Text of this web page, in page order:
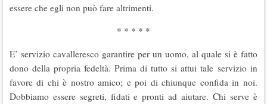
essere che egli non può fare altrimenti.
* * * * *
E’ servizio cavalleresco garantire per un uomo, al quale si è fatto
dono della propria fedeltà. Prima di tutto si attui tale servizio in
favore di chi è nostro amico; e poi di chiunque confida in noi.
Dobbiamo essere segreti, fidati e pronti ad aiutare. Chi serve è